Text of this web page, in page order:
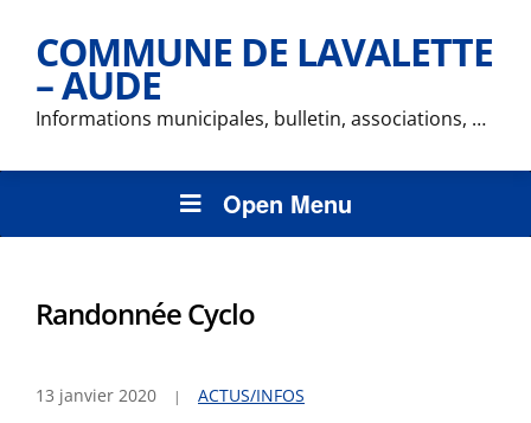
COMMUNE DE LAVALETTE
– AUDE
Informations municipales, bulletin, associations, …
Open Menu
Randonnée Cyclo
13 janvier 2020 ACTUS/INFOS